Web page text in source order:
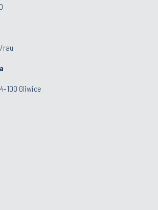
rau
100 Gliwice